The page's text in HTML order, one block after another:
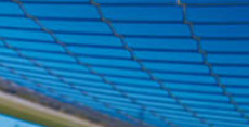
رسمی
لوآنوی